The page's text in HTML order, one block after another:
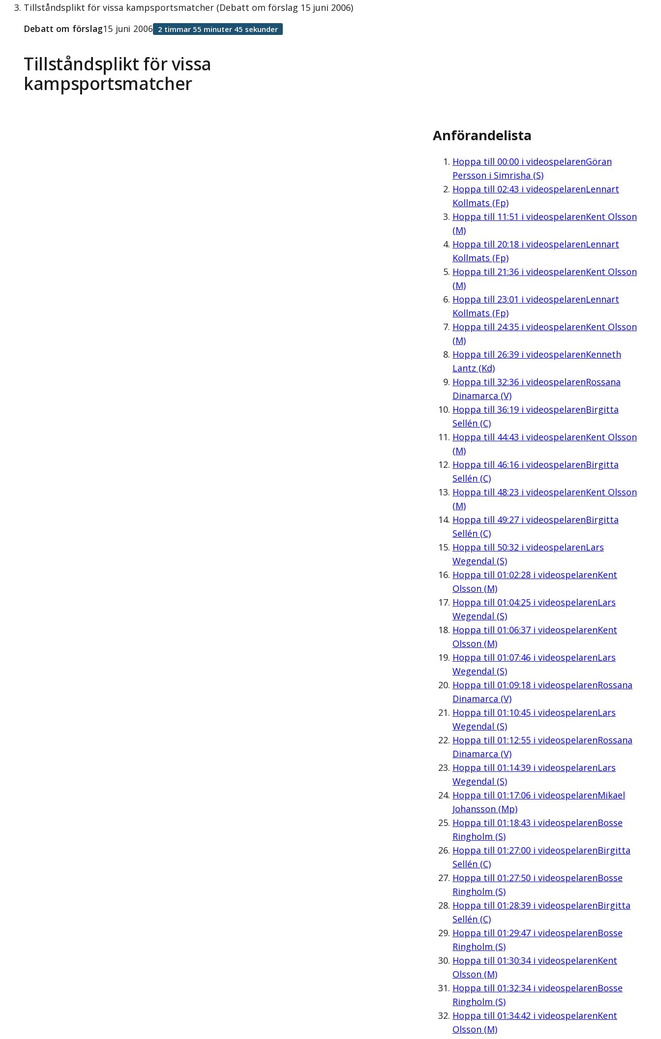
Tillståndsplikt för vissa kampsportsmatcher (Debatt om förslag 15 juni 2006)
Tillståndsplikt för vissa
kampsportsmatcher
Debatt om förslag15 juni 2006 2 timmar 55 minuter 45 sekunder
Anförandelista
Hoppa till 00:00i videospelarenGöran
Persson i Simrisha (S)
Hoppa till 02:43 i videospelarenLennart
Kollmats (Fp)
Hoppa till 11:51 i videospelarenKent Olsson
(M)
Hoppa till 20:18i videospelarenLennart
Kollmats (Fp)
Hoppa till 21:36i videospelarenKent Olsson
(M)
Hoppa till 23:01 i videospelarenLennart
Kollmats (Fp)
Hoppa till 24:35i videospelarenKent Olsson
(M)
Hoppa till 26:39i videospelarenKenneth
Lantz (Kd)
Hoppa till 32:36i videospelarenRossana
Dinamarca (V)
Hoppa till 36:19i videospelarenBirgitta
Sellén (C)
Hoppa till 44:43 i videospelarenKent Olsson
(M)
Hoppa till 46:16i videospelarenBirgitta
Sellén (C)
Hoppa till 48:23 i videospelarenKent Olsson
(M)
Hoppa till 49:27i videospelarenBirgitta
Sellén (C)
Hoppa till 50:32 i videospelarenLars
Wegendal (S)
Hoppa till 01:02:28i videospelarenKent
Olsson (M)
Hoppa till 01:04:25i videospelarenLars
Wegendal (S)
Hoppa till 01:06:37i videospelarenKent
Olsson (M)
Hoppa till 01:07:46i videospelarenLars
Wegendal (S)
Hoppa till 01:09:18i videospelarenRossana
Dinamarca (V)
Hoppa till 01:10:45i videospelarenLars
Wegendal (S)
Hoppa till 01:12:55i videospelarenRossana
Dinamarca (V)
Hoppa till 01:14:39i videospelarenLars
Wegendal (S)
Hoppa till 01:17:06i videospelarenMikael
Johansson (Mp)
Hoppa till 01:18:43 i videospelarenBosse
Ringholm (S)
Hoppa till 01:27:00i videospelarenBirgitta
Sellén (C)
Hoppa till 01:27:50i videospelarenBosse
Ringholm (S)
Hoppa till 01:28:39i videospelarenBirgitta
Sellén (C)
Hoppa till 01:29:47i videospelarenBosse
Ringholm (S)
Hoppa till 01:30:34i videospelarenKent
Olsson (M)
Hoppa till 01:32:34i videospelarenBosse
Ringholm (S)
Hoppa till 01:34:42 i videospelarenKent
Olsson (M)